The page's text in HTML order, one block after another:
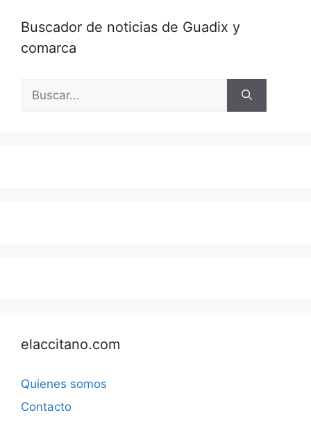
Buscador de noticias de Guadix y
comarca
elaccitano.com
Quienes somos
Contacto